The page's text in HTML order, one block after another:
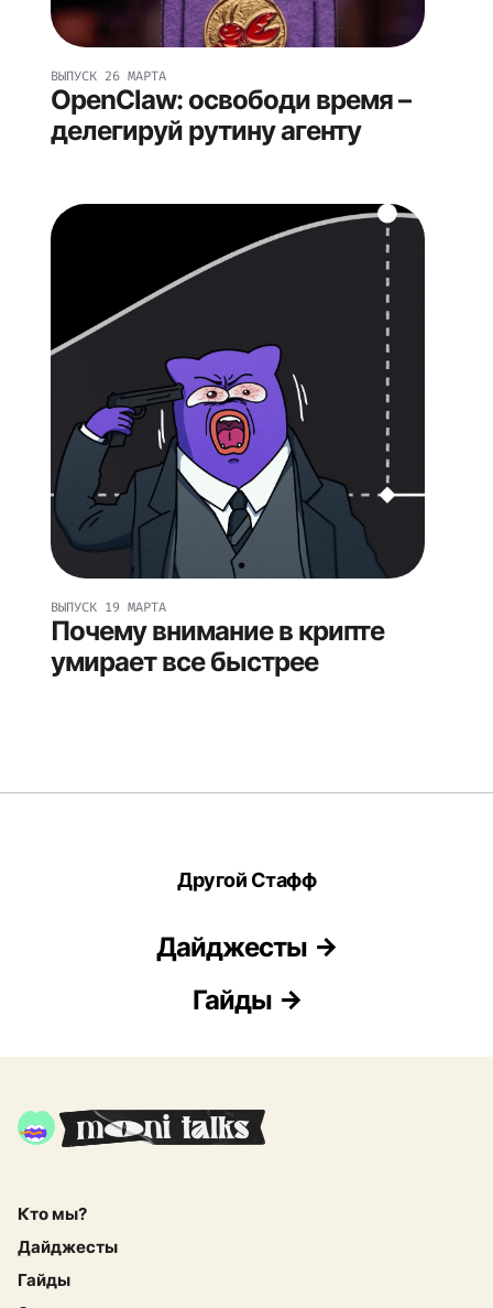
ВЫПУСК 26 МАРТА
OpenClaw: освободи время –
делегируй рутину агенту
ВЫПУСК 19 МАРТА
Почему внимание в крипте
умирает все быстрее
Другой Стафф
Дайджесты
Гайды
Кто мы?
Дайджесты
Гайды